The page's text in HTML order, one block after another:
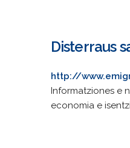
Disterraus
http://
Informatziones e
economia e